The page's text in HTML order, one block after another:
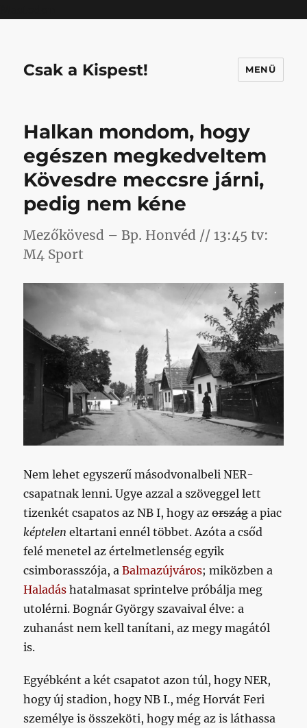
Csak a Kispest! MENÜ
Halkan mondom, hogy
egészen megkedveltem
Kövesdre meccsre járni,
pedig nem kéne
Mezőkövesd – Bp. Honvéd // 13:45 tv:
M4 Sport
Nem lehet egyszerű másodvonalbeli NER-
csapatnak lenni. Ugye azzal a szöveggel lett
tizenkét csapatos az NB I, hogy azországa piac
képtelen eltartani ennél többet. Azóta a csőd
felé menetel az értelmetlenség egyik
csimborasszója, aBalmazújváros; miközben a
Haladáshatalmasat sprintelve próbálja meg
utolérni. Bognár György szavaival élve: a
zuhanást nem kell tanítani, az megy magától
is.
Egyébként a két csapatot azon túl, hogy NER,
hogy új stadion, hogy NB I., még Horvát Feri
személye is összeköti, hogy még az is láthassa